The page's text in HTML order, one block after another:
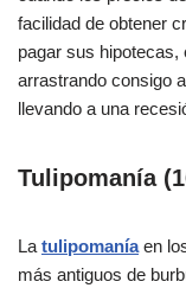
facilidad de obtener
pagar sus hipotecas,
arrastrando consigo
llevando a una
Tulipomanía
La tulipomaníaen
más antiguos de